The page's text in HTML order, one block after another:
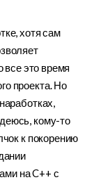
хотя сам
все это время
проекта. Но
кому-то
к покорению
на C++ с